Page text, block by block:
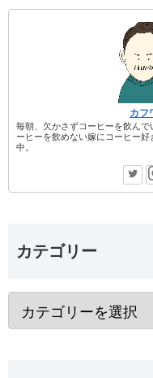
カフ
毎朝、欠かさずコーヒーを飲んで
ーヒーを飲めない嫁にコーヒー
中。
カテゴリー